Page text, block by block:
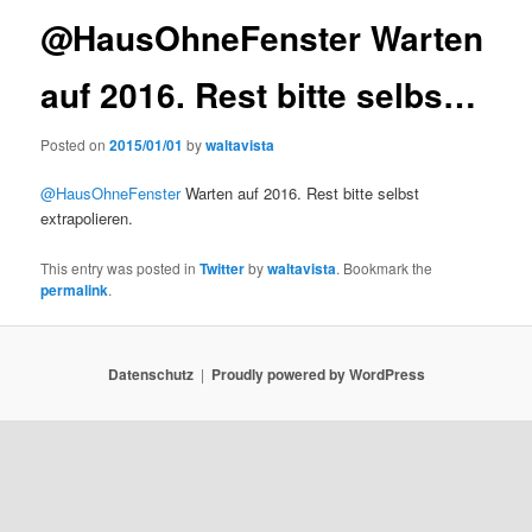
@HausOhneFenster Warten
auf 2016. Rest bitte selbs…
Posted on2015/01/01 bywaltavista
@HausOhneFensterWarten auf 2016. Rest bitte selbst
extrapolieren.
This entry was posted inTwitterbywaltavista. Bookmark the
permalink.
Datenschutz Proudly powered by WordPress